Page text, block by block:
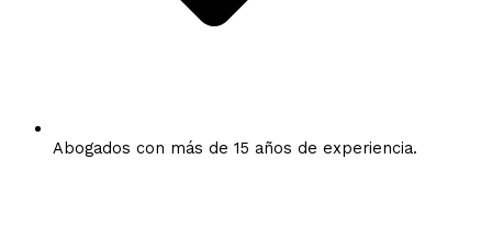
Abogados con más de 15 años de experiencia.